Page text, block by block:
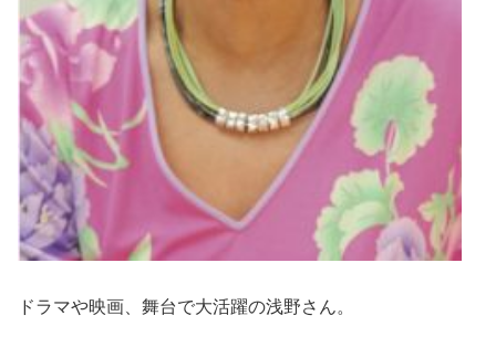
ドラマや映画、舞台で大活躍の浅野さん。